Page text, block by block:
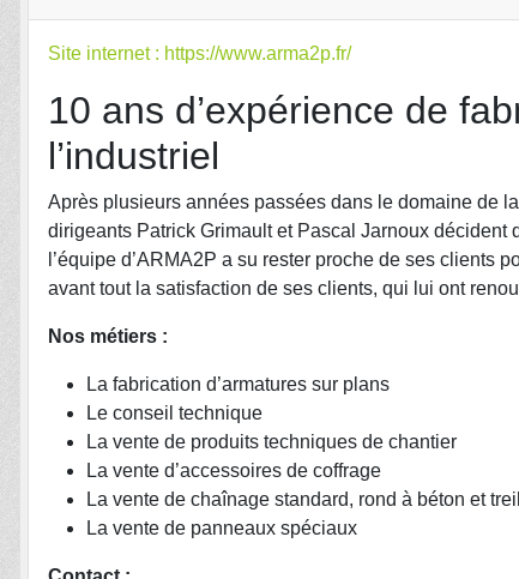
Site internet : https://www.arma2p.fr/
10 ans d’expérience de
l’industriel
Après plusieurs années passées dans le domaine de
dirigeants Patrick Grimault et Pascal Jarnoux décident
l’équipe d’ARMA2P a su rester proche de ses
avant tout la satisfaction de ses clients, qui lui ont
Nos métiers :
La fabrication d’armatures sur plans
Le conseil technique
La vente de produits techniques de chantier
La vente d’accessoires de coffrage
La vente de chaînage standard, rond à béton et
La vente de panneaux spéciaux